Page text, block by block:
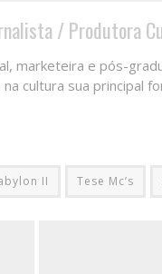
/ Produtora
marketeira e pós-
cultura sua principal
II Tese Mc’s